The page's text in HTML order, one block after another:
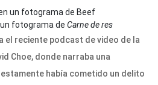
fotograma de Carne de res
el reciente podcast de video de la
Choe, donde narraba una
había cometido un delito